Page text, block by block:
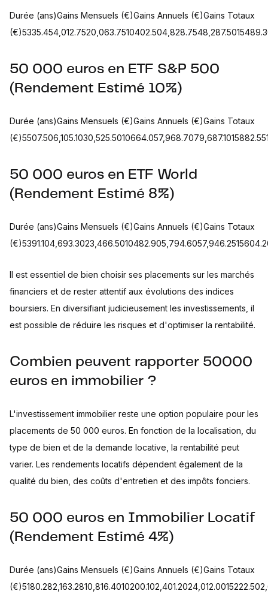
Durée (ans)Gains Mensuels (€)Gains Annuels (€)Gains Totaux
50 000 euros en ETF S&P 500
(Rendement Estimé 10%)
Durée (ans)Gains Mensuels (€)Gains Annuels (€)Gains Totaux
50 000 euros en ETF World
(Rendement Estimé 8%)
Durée (ans)Gains Mensuels (€)Gains Annuels (€)Gains Totaux
Il est essentiel de bien choisir ses placements sur les marchés
financiers et de rester attentif aux évolutions des indices
boursiers. En diversifiant judicieusement les investissements, il
est possible de réduire les risques et d'optimiser la rentabilité.
Combien peuvent rapporter 50000
euros en immobilier ?
L'investissement immobilier reste une option populaire pour les
placements de 50 000 euros. En fonction de la localisation, du
type de bien et de la demande locative, la rentabilité peut
varier. Les rendements locatifs dépendent également de la
qualité du bien, des coûts d'entretien et des impôts fonciers.
50 000 euros en Immobilier Locatif
(Rendement Estimé 4%)
Durée (ans)Gains Mensuels (€)Gains Annuels (€)Gains Totaux